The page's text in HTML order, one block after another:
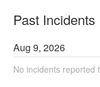
Past Incidents
Aug9,2026
No incidents reported